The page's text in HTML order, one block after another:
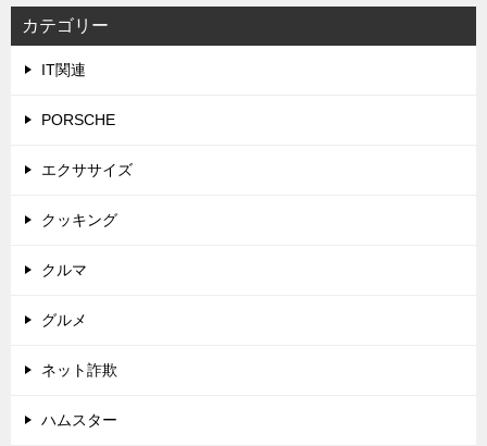
カテゴリー
IT関連
PORSCHE
エクササイズ
クッキング
クルマ
グルメ
ネット詐欺
ハムスター